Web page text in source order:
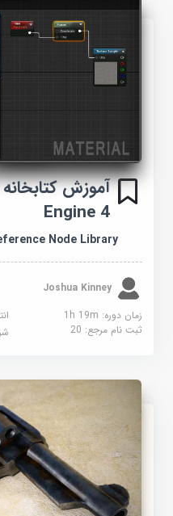
Engine 4
Node Library
Joshua Kinney
زمان دوره: 1h 19m
ثبت نام مرجع:20